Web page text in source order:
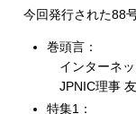
今回発行された88
巻頭言：
インターネッ
JPNIC理事
特集1：